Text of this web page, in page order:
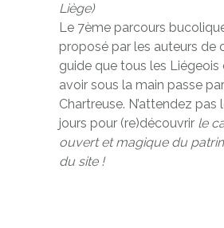
Liège)
Le 7ème parcours
proposé par les auteurs de
guide que tous les Liégeois
avoir sous la main passe
Chartreuse. N’attendez pas
jours pour (re)découvrir le
ouvert et magique du
du site !